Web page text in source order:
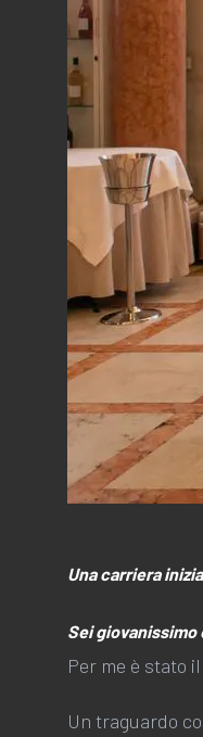
Una carriera
Sei
Per me è stato
Un traguardo